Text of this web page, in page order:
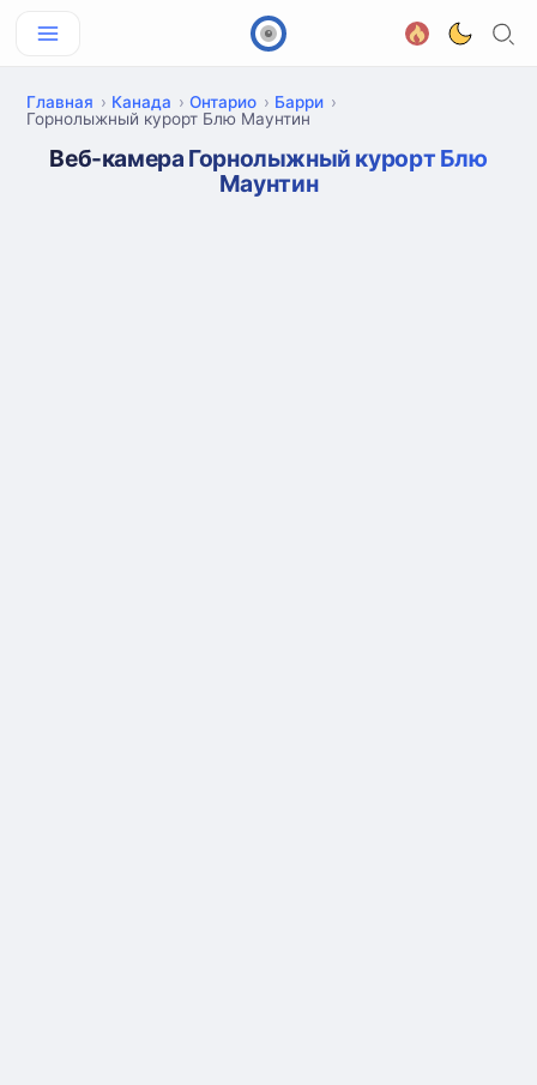
Главная Канада Онтарио
Барри
Горнолыжный курорт Блю Маунтин
Веб-камера Горнолыжный курорт Блю
Маунтин